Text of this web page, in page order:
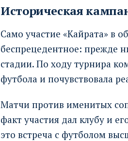
Историческая
Само участие «Кайрата» в
беспрецедентное: прежде
стадии. По ходу турнира
футбола и почувствовала
Матчи против именитых
факт участия дал клубу и
это встреча с футболом